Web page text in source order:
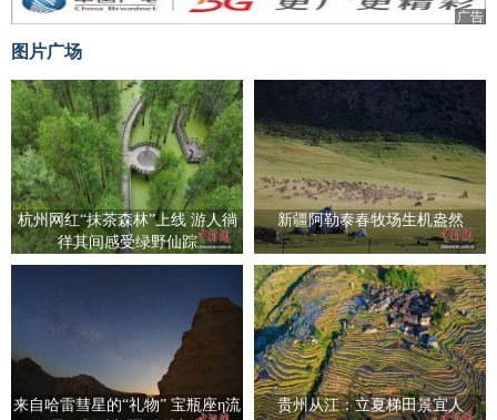
广告
图片广场
杭州网红“抹茶森林”上线 游人徜
徉其间感受绿野仙踪
新疆阿勒泰春牧场生机盎然
来自哈雷彗星的“礼物” 宝瓶座η流
贵州从江：立夏梯田景宜人